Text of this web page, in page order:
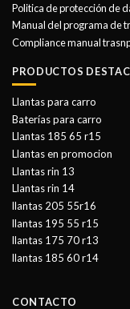
Politica de protección de
Manual del programa de
Compliance manual
PRODUCTOS
Llantas para carro
Baterías para carro
Llantas 185 65 r15
Llantas en promocion
Llantas rin 13
Llantas rin 14
llantas 205 55r16
llantas 195 55 r15
llantas 175 70 r13
llantas 185 60 r14
CONTACTO